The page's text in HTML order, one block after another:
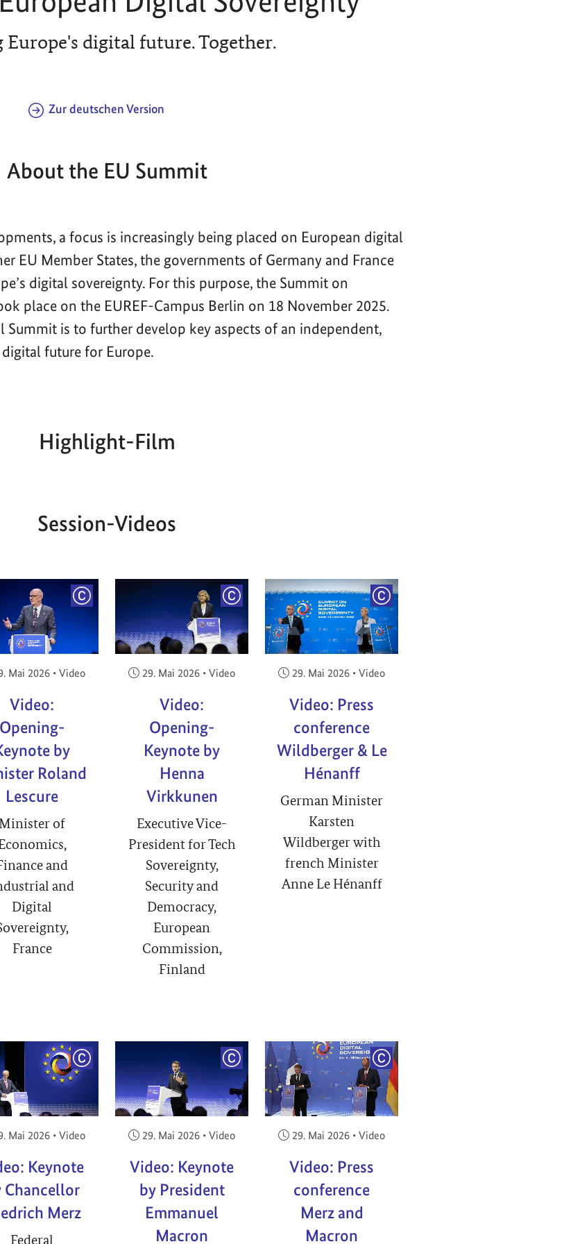
Europe's digital future. Together.
Zur deutschen Version
About the EU Summit
a focus is increasingly being placed on European digital
EU Member States, the governments of Germany and France
digital sovereignty. For this purpose, the Summit on
place on the EUREF-Campus Berlin on 18 November 2025.
Summit is to further develop key aspects of an independent,
future for Europe.
Highlight-Film
Aktueller
00:00|Gesamtlaufzeit
00:00
Session-Videos
COPYRIGHT
am:
Mai 2026 • Video
Video:
Opening-
by
Roland
Lescure
Minister of
and
and
Digital
France
COPYRIGHT
Veröffentlicht am:
29. Mai 2026 • Video
Video:
Opening-
Keynote by
Henna
Virkkunen
Executive Vice-
President for Tech
Sovereignty,
Security and
Democracy,
European
Commission,
Finland
COPYRIGHT
Veröffentlicht am:
29. Mai 2026 • Video
Video: Press
conference
Wildberger & Le
Hénanff
German Minister
Karsten
Wildberger with
french Minister
Anne Le Hénanff
COPYRIGHT
am:
Mai 2026 • Video
Keynote
Chancellor
Merz
Federal
COPYRIGHT
Veröffentlicht am:
29. Mai 2026 • Video
Video: Keynote
by President
Emmanuel
Macron
COPYRIGHT
Veröffentlicht am:
29. Mai 2026 • Video
Video: Press
conference
Merz and
Macron